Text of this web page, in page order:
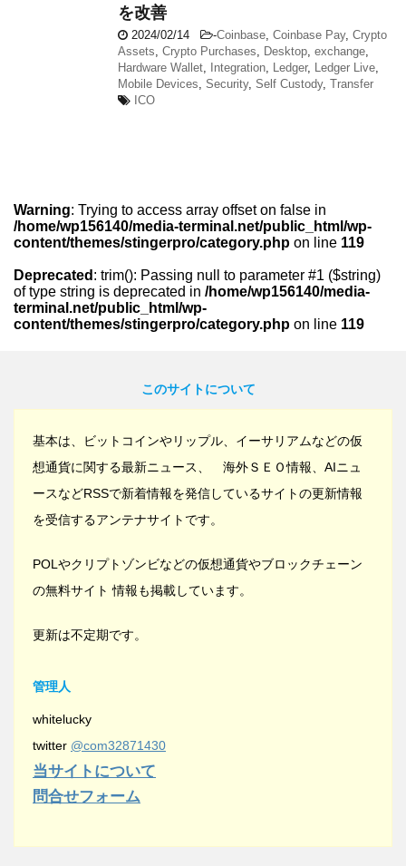
を改善
2024/02/14 -Coinbase Coinbase Pay, Crypto
Assets Crypto Purchases Desktop exchange
Hardware Wallet Integration Ledger, Ledger Live
Mobile Devices Security, Self Custody, Transfer
ICO
Warning: Trying to access array offset on false in
/home/wp156140/media-terminal.net/public_html/wp-
content/themes/stingerpro/category.php on line 119
Deprecated : trim(): Passing null to parameter #1 ($string)
of type string is deprecated in /home/wp156140/media-
terminal.net/public_html/wp-
content/themes/stingerpro/category.php on line 119
このサイトについて
基本は、ビットコインやリップル、イーサリアムなどの仮
想通貨に関する最新ニュース、 海外ＳＥＯ情報、AIニュ
ースなどRSSで新着情報を発信しているサイトの更新情報
を受信するアンテナサイトです。
POLやクリプトゾンビなどの仮想通貨やブロックチェーン
の無料サイト 情報も掲載しています。
更新は不定期です。
管理人
whitelucky
twitter @com32871430
当サイトについて
問合せフォーム